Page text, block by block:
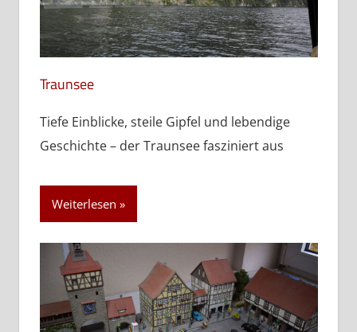
Traunsee
Tiefe Einblicke, steile Gipfel und lebendige
Geschichte – der Traunsee fasziniert aus
Weiterlesen